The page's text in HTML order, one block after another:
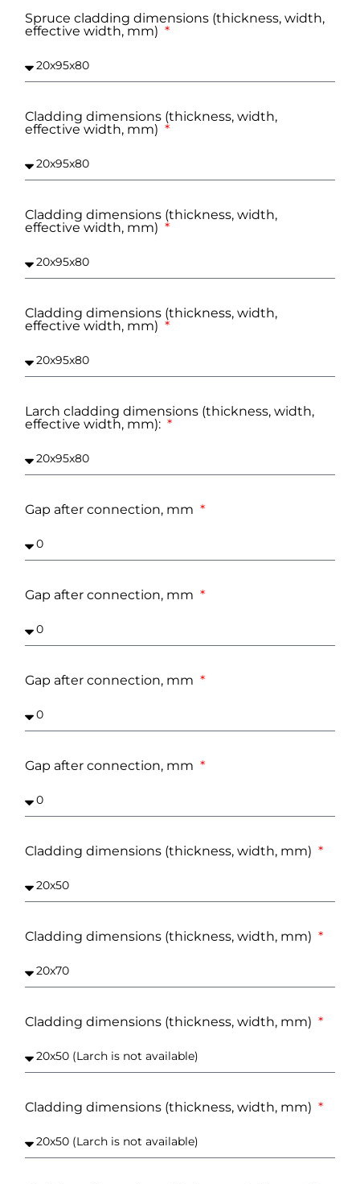
Spruce cladding dimensions (thickness, width,
effective width, mm)
Cladding dimensions (thickness, width,
effective width, mm)
Cladding dimensions (thickness, width,
effective width, mm)
Cladding dimensions (thickness, width,
effective width, mm)
Larch cladding dimensions (thickness, width,
effective width, mm):
Gap after connection, mm
Gap after connection, mm
Gap after connection, mm
Gap after connection, mm
Cladding dimensions (thickness, width, mm)
Cladding dimensions (thickness, width, mm)
Cladding dimensions (thickness, width, mm)
Cladding dimensions (thickness, width, mm)